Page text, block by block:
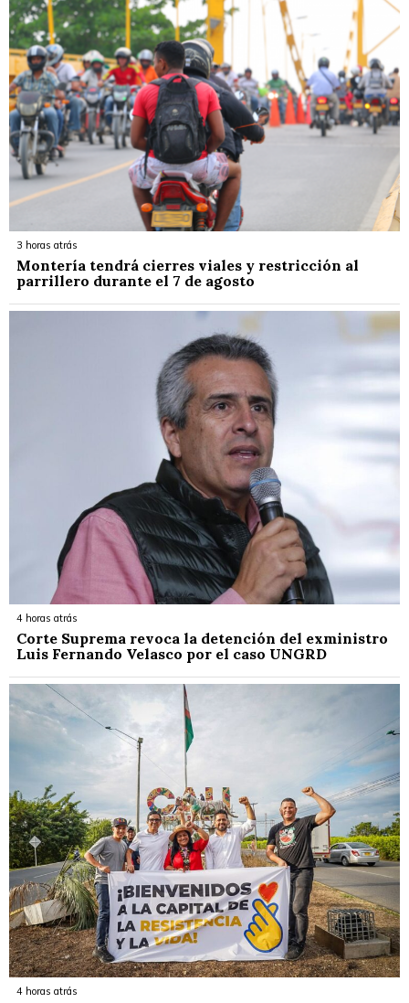
3 horas atrás
Montería tendrá cierres viales y restricción al
parrillero durante el 7 de agosto
4 horas atrás
Corte Suprema revoca la detención del exministro
Luis Fernando Velasco por el caso UNGRD
4 horas atrás